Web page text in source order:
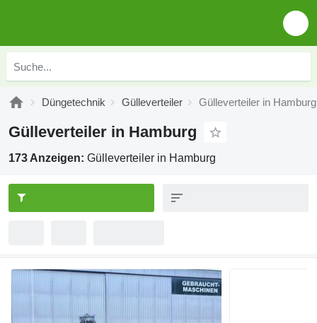
Düngetechnik Gülleverteiler Gülleverteiler in Hamburg
Gülleverteiler in Hamburg
173 Anzeigen: Gülleverteiler in Hamburg